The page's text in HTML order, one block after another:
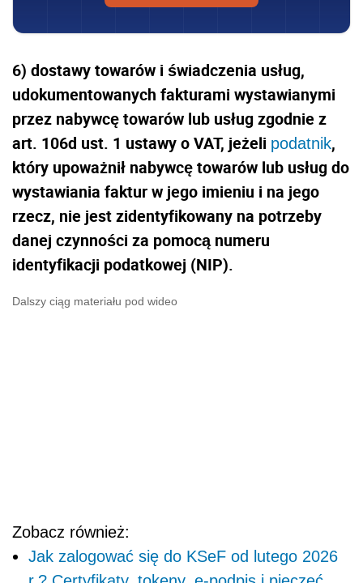
6) dostawy towarów i świadczenia usług,
udokumentowanych fakturami wystawianymi
przez nabywcę towarów lub usług zgodnie z
art. 106d ust. 1 ustawy o VAT, jeżeli podatnik,
który upoważnił nabywcę towarów lub usług do
wystawiania faktur w jego imieniu i na jego
rzecz, nie jest zidentyfikowany na potrzeby
danej czynności za pomocą numeru
identyfikacji podatkowej (NIP).
Dalszy ciąg materiału pod wideo
Zobacz również:
Jak zalogować się do KSeF od lutego 2026